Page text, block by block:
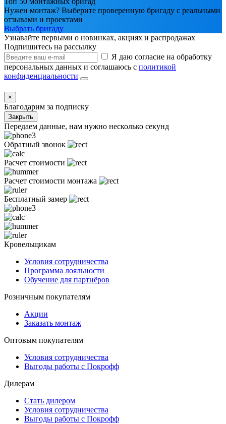
Нужен монтаж? Выберите проверенную бригаду с реальными
отзывами и проектами
Выбрать бригаду
Узнавайте первыми о новинках, акциях и распродажах
Подпишитесь на рассылку
Я даю согласие на обработку
персональных данных и соглашаюсь с политикой
конфиденциальности
×
Благодарим за подписку
Закрыть
Передаем данные, нам нужно несколько секунд
Обратный звонок
Расчет стоимости
Расчет стоимости монтажа
Бесплатный замер
Кровельщикам
Условия сотрудничества
Программа лояльности
Обучение для партнёров
Розничным покупателям
Акции
Заказать монтаж
Оптовым покупателям
Условия сотрудничества
Выгоды работы с Покрофф
Дилерам
Стать дилером
Условия сотрудничества
Выгоды работы с Покрофф